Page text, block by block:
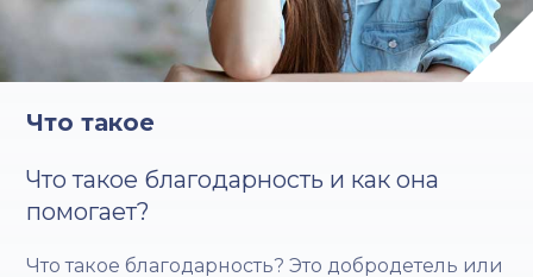
Что такое
Что такое благодарность и как она
помогает?
Что такое благодарность? Это добродетель или